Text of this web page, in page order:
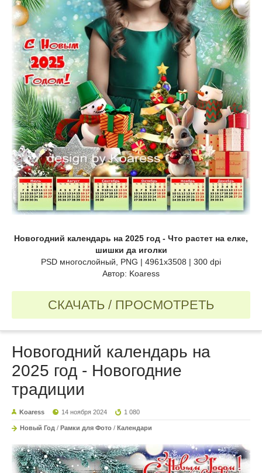
Новогодний календарь на 2025 год - Что растет на елке,
шишки да иголки
PSD многослойный, PNG | 4961x3508 | 300 dpi
Автор: Koaress
СКАЧАТЬ / ПРОСМОТРЕТЬ
Новогодний календарь на
2025 год - Новогодние
традиции
Koaress 14 ноября 2024 1 080
Новый Год / Рамки для Фото / Календари